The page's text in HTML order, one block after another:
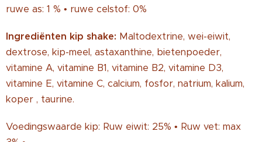
ruwe as: 1 % • ruwe celstof: 0%
Ingrediënten kip shake: Maltodextrine, wei-eiwit,
dextrose, kip-meel, astaxanthine, bietenpoeder,
vitamine A, vitamine B1, vitamine B2, vitamine D3,
vitamine E, vitamine C, calcium, fosfor, natrium, kalium,
koper , taurine.
Voedingswaarde kip: Ruw eiwit: 25% • Ruw vet: max